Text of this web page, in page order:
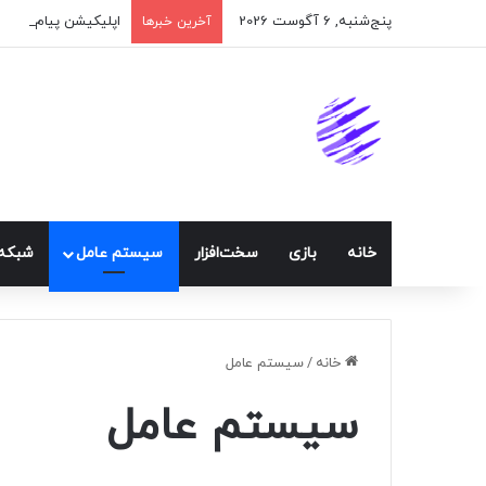
پنج‌شنبه, 6 آگوست 2026 آخرین خبرها اپلیکیشن
خانه بازی سخت‌افزار سيستم عامل
خانه /سيستم عامل
سيستم عامل